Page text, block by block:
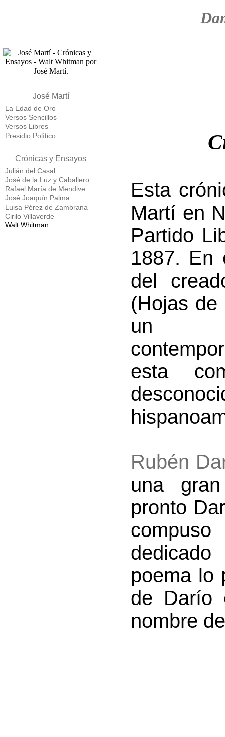
José Martí
La Edad de Oro
Versos Sencillos
Versos Libres
Presidio Político
Crónicas y Ensayos
Julián del Casal
José de la Luz y Caballero
Rafael María de Mendive
José Joaquín Palma
Luisa Pérez de Zambrana
Cirilo Villaverde
Walt Whitman
Esta
Martí en
Partido
1887. En
del
(Hojas de
un
esta
Rubén
una
pronto
poema lo
de
nombre